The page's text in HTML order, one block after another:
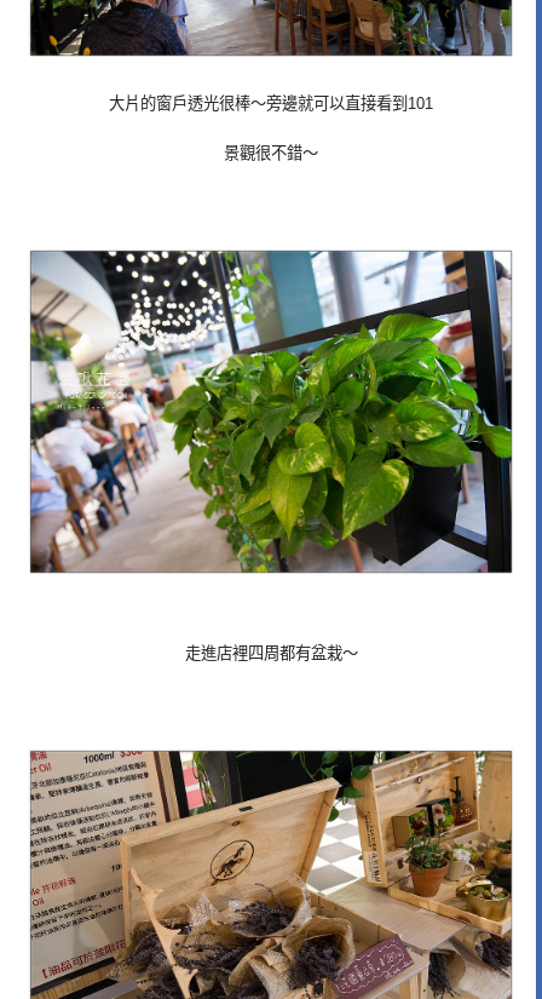
大片的窗戶透光很棒～旁邊就可以直接看到101
景觀很不錯～
走進店裡四周都有盆栽～